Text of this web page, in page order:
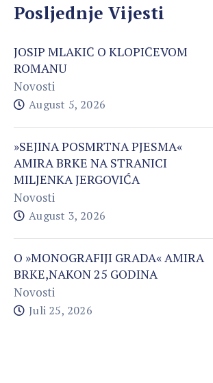
Posljednje Vijesti
JOSIP MLAKIĆ O KLOPIĆEVOM
ROMANU
Novosti
August 5, 2026
»SEJINA POSMRTNA PJESMA«
AMIRA BRKE NA STRANICI
MILJENKA JERGOVIĆA
Novosti
August 3, 2026
O »MONOGRAFIJI GRADA« AMIRA
BRKE,NAKON 25 GODINA
Novosti
Juli 25, 2026